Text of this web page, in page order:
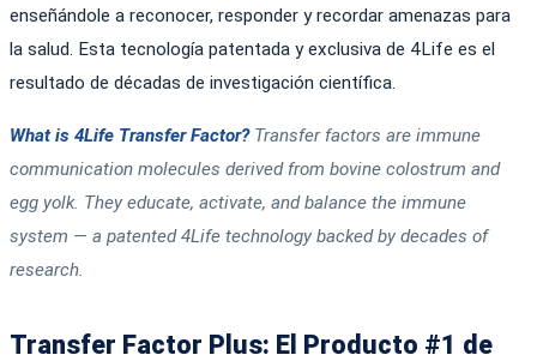
enseñándole a reconocer, responder y recordar amenazas para
la salud. Esta tecnología patentada y exclusiva de 4Life es el
resultado de décadas de investigación científica.
What is 4Life Transfer Factor?Transfer factors are immune
communication molecules derived from bovine colostrum and
egg yolk. They educate, activate, and balance the immune
system — a patented 4Life technology backed by decades of
research.
Transfer Factor Plus: El Producto #1 de